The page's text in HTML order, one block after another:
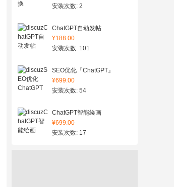
安装次数: 2
ChatGPT自动发帖
¥188.00
安装次数: 101
SEO优化『ChatGPT』
¥699.00
安装次数: 54
ChatGPT智能绘画
¥699.00
安装次数: 17